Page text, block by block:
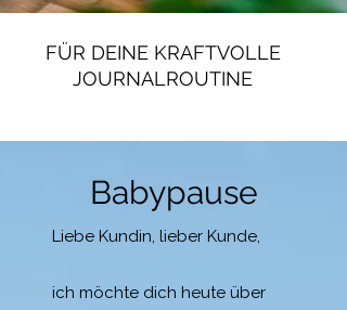
FÜR DEINE KRAFTVOLLE
JOURNALROUTINE
Babypause
Liebe Kundin, lieber Kunde,
ich möchte dich heute über